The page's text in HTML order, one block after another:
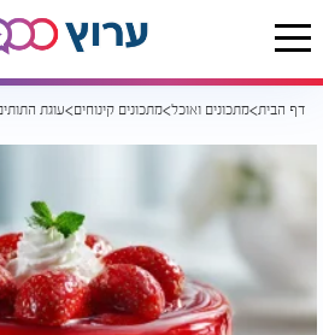
דף הבית מתכונים ואוכל מתכונים קינוחים